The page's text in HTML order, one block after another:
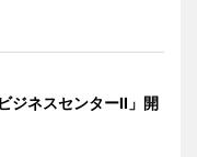
ジネスセンターII」開